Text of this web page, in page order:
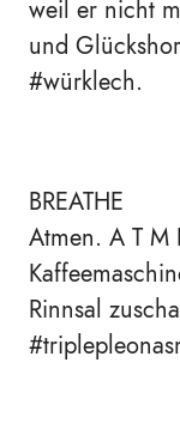
weil er nicht
und
#würklech.
BREATHE
Atmen. A T
Rinnsal